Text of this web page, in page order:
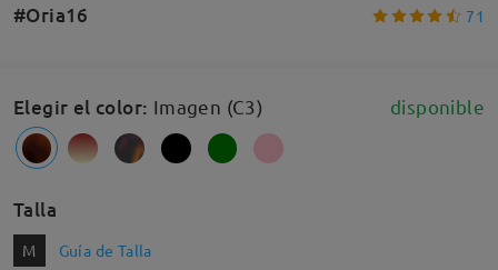
#Oria16 71
Elegir el color: Imagen (C3) disponible
Talla
M Guía de Talla